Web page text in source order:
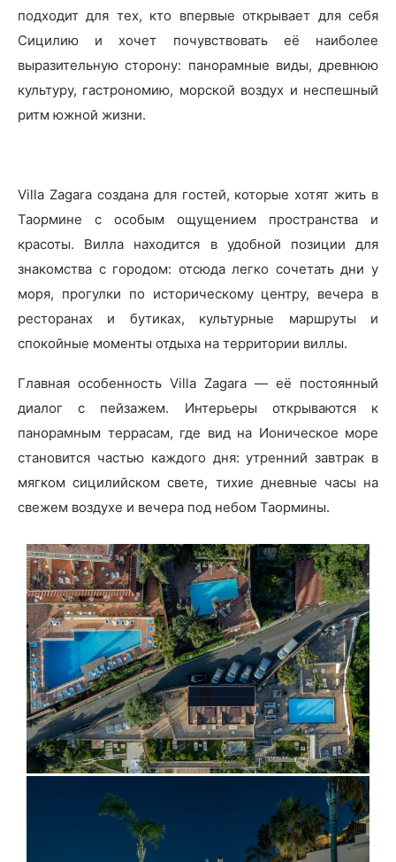
подходит для тех, кто впервые открывает для себя
Сицилию и хочет почувствовать её наиболее
выразительную сторону: панорамные виды, древнюю
культуру, гастрономию, морской воздух и неспешный
ритм южной жизни.
Villa Zagara создана для гостей, которые хотят жить в
Таормине с особым ощущением пространства и
красоты. Вилла находится в удобной позиции для
знакомства с городом: отсюда легко сочетать дни у
моря, прогулки по историческому центру, вечера в
ресторанах и бутиках, культурные маршруты и
спокойные моменты отдыха на территории виллы.
Главная особенность Villa Zagara — её постоянный
диалог с пейзажем. Интерьеры открываются к
панорамным террасам, где вид на Ионическое море
становится частью каждого дня: утренний завтрак в
мягком сицилийском свете, тихие дневные часы на
свежем воздухе и вечера под небом Таормины.